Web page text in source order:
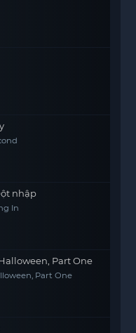
nhập
In
Part One
Part One